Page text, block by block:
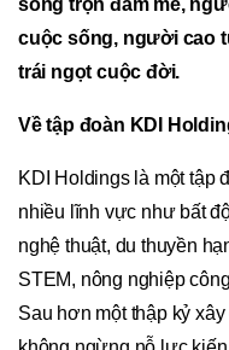
sống trọn đam mê,
cuộc sống, người cao
trái ngọt cuộc đời.
Về tập đoàn KDI
KDI Holdings là một tập
nhiều lĩnh vực như bất
nghệ thuật, du thuyền
STEM, nông nghiệp
Sau hơn một thập kỷ